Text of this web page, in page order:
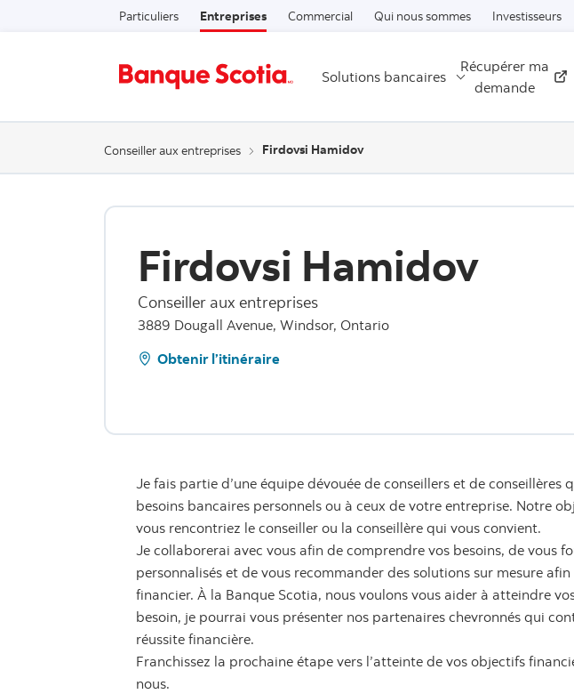
Particuliers Entreprises Commercial Qui nous sommes Investisseurs
Solutions bancaires
Récupérer ma
demande
Externe
Conseiller aux entreprises Firdovsi Hamidov
Firdovsi Hamidov
Conseiller aux entreprises
3889 Dougall Avenue, Windsor, Ontario
Obtenir l’itinéraire
Je fais partie d’une équipe dévouée de conseillers et de conseillères
besoins bancaires personnels ou à ceux de votre entreprise. Notre
vous rencontriez le conseiller ou la conseillère qui vous convient.
Je collaborerai avec vous afin de comprendre vos besoins, de vous
personnalisés et de vous recommander des solutions sur mesure
financier. À la Banque Scotia, nous voulons vous aider à atteindre
besoin, je pourrai vous présenter nos partenaires chevronnés qui
réussite financière.
Franchissez la prochaine étape vers l’atteinte de vos objectifs
nous.